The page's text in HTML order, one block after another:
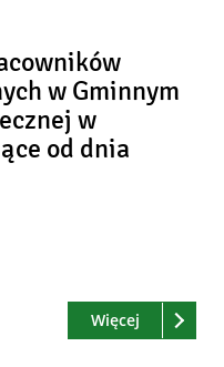
w Gminnym
w
od dnia
Czytaj
Więcej o: